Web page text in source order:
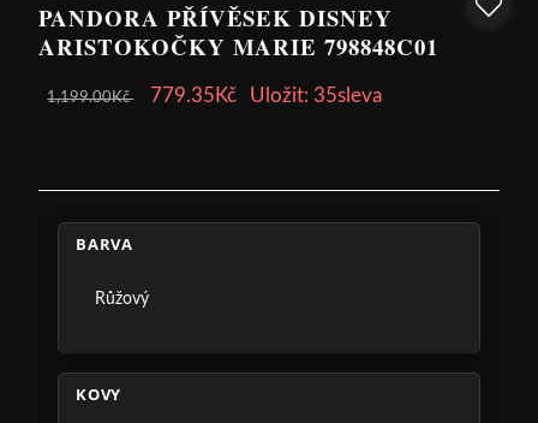
PANDORA PŘÍVĚSEK DISNEY
ARISTOKOČKY MARIE 798848C01
1,199.00Kč 779.35Kč Uložit: 35sleva
BARVA
Růžový
KOVY